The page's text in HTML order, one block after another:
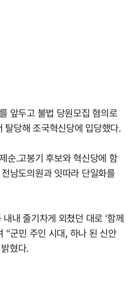
앞두고 불법 당원모집 혐의로
탈당해 조국혁신당에 입당했다.
순.고봉기 후보와 혁신당에 함
남도의원과 잇따라 단일화를
내 줄기차게 외쳤던 대로 ‘함께
“군민 주인 시대, 하나 된 신안
혔다.